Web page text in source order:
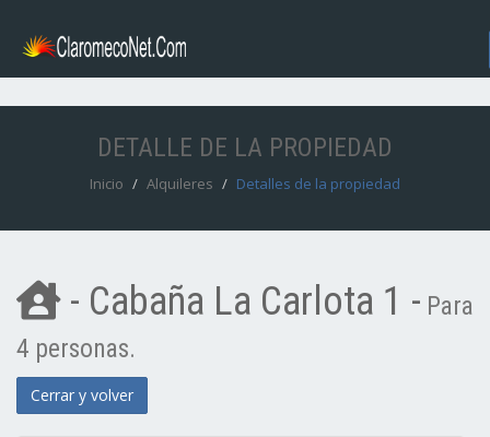
DETALLE DE LA PROPIEDAD
Inicio Alquileres Detalles de la propiedad
- Cabaña La Carlota 1 - Para
4 personas.
Cerrar y volver